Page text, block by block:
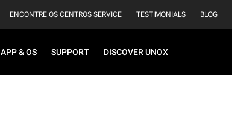
ENCONTRE OS CENTROS SERVICE TESTIMONIALS BLOG
APP & OS SUPPORT DISCOVER UNOX